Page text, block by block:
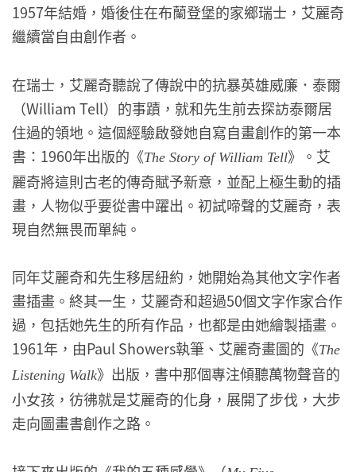
1957年結婚，婚後住在布蘭登堡的家鄉瑞士，艾麗奇
繼續當自由創作者。
在瑞士，艾麗奇聽說了傳說中的抗暴英雄威廉．泰爾
（William Tell）的事蹟，就和先生前去探訪泰爾居
住過的領地。這個經驗啟發她自寫自畫創作的第一本
書：1960年出版的《The Story of William Tell》。艾
麗奇將這則古老的傳奇賦予新意，並配上極生動的插
畫，人物似乎要從書中躍出。初試啼聲的艾麗奇，表
現自然無畏而單純。
同年艾麗奇和先生移居紐約，她開始為其他文字作者
畫插畫。終其一生，艾麗奇和超過50個文字作家合作
過，包括她先生的所有作品，也都是由她繪製插畫。
1961年，由Paul Showers執筆、艾麗奇畫圖的《The
Listening Walk》出版，書中那個專注傾聽萬物聲音的
小女孩，彷彿就是艾麗奇的化身，展開了步伐，大步
走向圖畫書創作之路。